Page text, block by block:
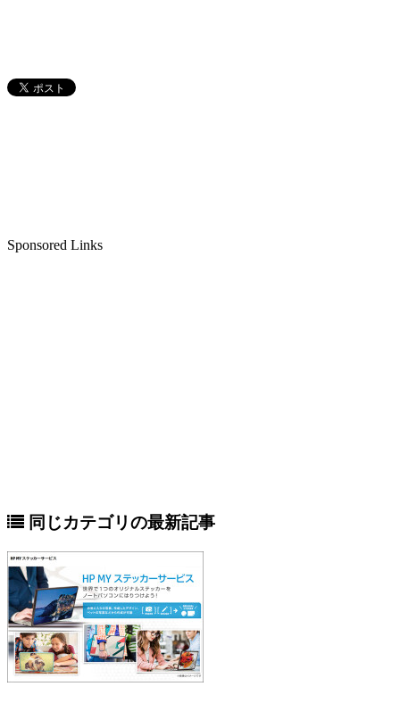
Sponsored Links
同じカテゴリの最新記事